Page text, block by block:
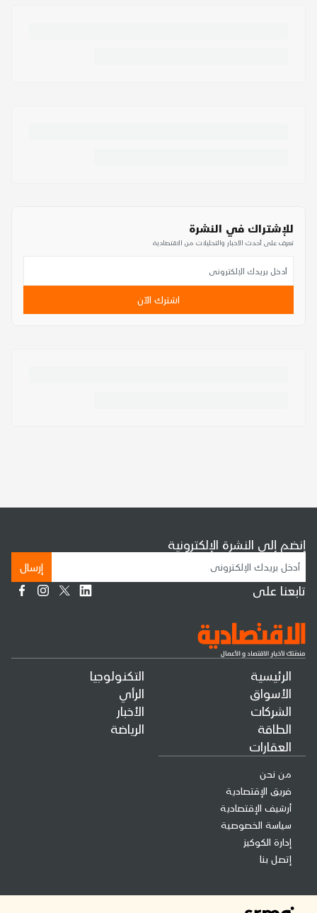
للإشتراك في النشرة
تعرف على أحدث الأخبار والتحليلات من الاقتصادية
اشترك الآن
الرئيسية
الأسواق
الشركات
الطاقة
العقارات
التكنولوجيا
الرأي
الأخبار
الرياضة
من نحن
فريق الإقتصادية
أرشيف الإقتصادية
سياسة الخصوصية
إدارة الكوكيز
إتصل بنا
إنضم إلى النشرة الإلكترونية
إرسال
تابعنا على